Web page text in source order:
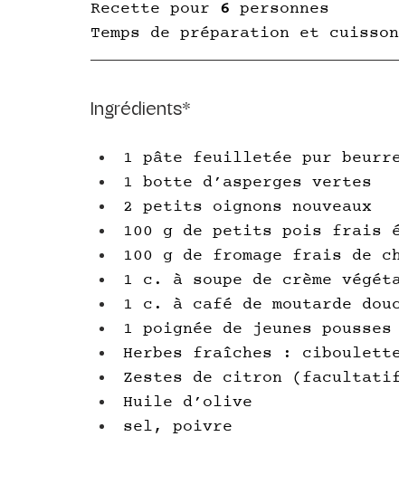
Recette pour 6 personnes
Temps de préparation et cuisson
Ingrédients*
1 pâte feuilletée pur
1 botte d’asperges vertes
2 petits oignons nouveaux
100 g de petits pois frais
100 g de fromage frais de
1 c. à soupe de crème
1 c. à café de moutarde
1 poignée de jeunes
Herbes fraîches :
Zestes de citron
Huile d’olive
sel, poivre